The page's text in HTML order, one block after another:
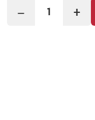
− 1 +